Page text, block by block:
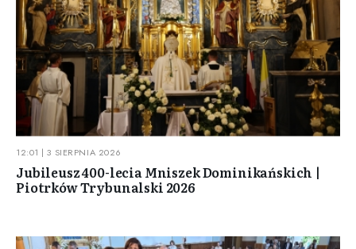
12:01 | 3 SIERPNIA 2026
Jubileusz 400-lecia Mniszek Dominikańskich |
Piotrków Trybunalski 2026